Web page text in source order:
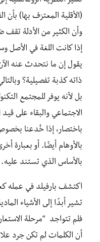
(الأقلية المعترَف بها) بأن
وأن الكثير من الأدلة
إذا كانت اللغة في الأصل
يقول إن ما نتحدث عنه
ذاته كذبة تفصيلية؟
بل لأنه يوفر للمجتمع
الاجتماعي والبقاء على
باختصار، إذا خُدعنا
بالأوهام أيضًا. أو بعبارة
بالأساس الذي تستند عليه.
اكتشف بارفيلد في عمله
تشير أبدًا إلى الأشياء
فلم تتواجد “مرحلة
أن الكلمات لم تكن جرد